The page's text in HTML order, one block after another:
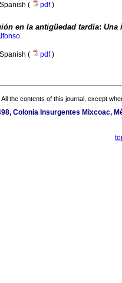
Spanish ( pdf)
en la antigüedad tardía: Una
Spanish ( pdf)
All the contents of this journal, except
Colonia Insurgentes Mixcoac,